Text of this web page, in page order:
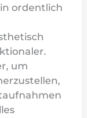
ordentlich
um